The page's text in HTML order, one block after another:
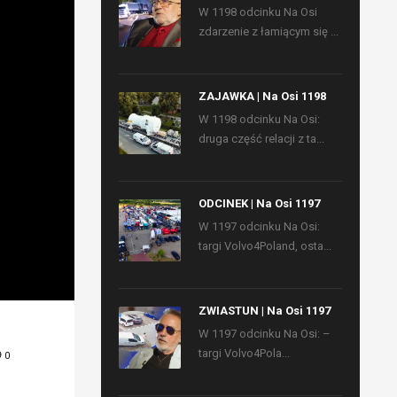
0
W 1198 odcinku Na Osi
zdarzenie z łamiącym się ...
ZAJAWKA | Na Osi 1198
W 1198 odcinku Na Osi:
druga część relacji z ta...
ODCINEK | Na Osi 1197
W 1197 odcinku Na Osi:
targi Volvo4Poland, osta...
ZWIASTUN | Na Osi 1197
W 1197 odcinku Na Osi: –
targi Volvo4Pola...